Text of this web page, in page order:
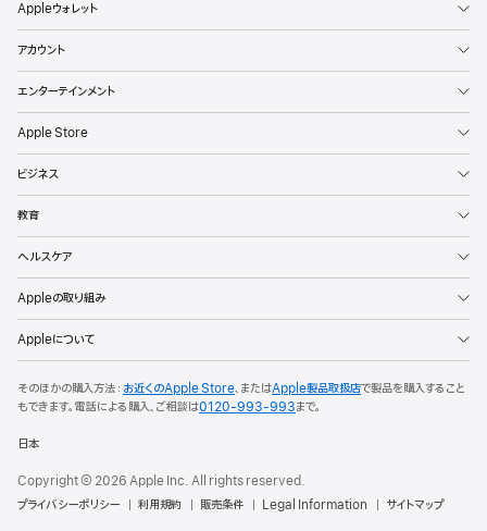
Appleウォレット
アカウント
エンターテインメント
Apple Store
ビジネス
教育
ヘルスケア
Appleの取り組み
Appleについて
そのほかの購入方法： お近くのApple Store、またはApple製品取扱店で製品を購入すること
もできます。 電話による購入、ご相談は0120-993-993まで。
日本
Copyright © 2026 Apple Inc. All rights reserved.
プライバシーポリシー
利用規約 販売条件 Legal Information サイトマップ